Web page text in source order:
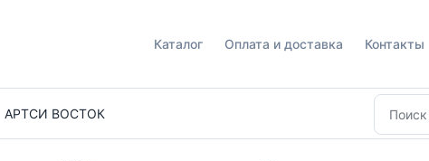
Каталог Оплата и доставка Контакты
АРТСИ ВОСТОК